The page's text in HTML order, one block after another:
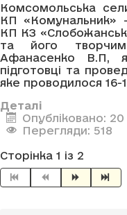
Комсомольська
КП «Комунальник»
КП КЗ
та його
Афанасенко В.П,
підготовці та
яке проводилося 16-
Деталі
Опубліковано:
Перегляди: 518
Сторінка 1 із 2